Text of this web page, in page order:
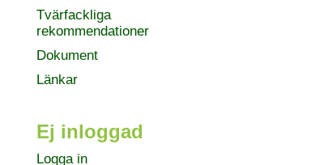
Tvärfackliga
rekommendationer
Dokument
Länkar
Ej inloggad
Logga in